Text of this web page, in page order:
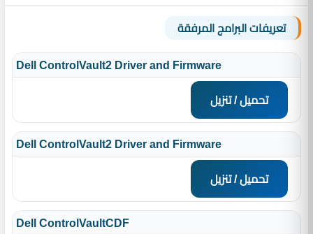
تعريفات البرامج المرفقة
Dell ControlVault2 Driver and Firmware
تحميل / تنزيل
Dell ControlVault2 Driver and Firmware
تحميل / تنزيل
Dell ControlVaultCDF